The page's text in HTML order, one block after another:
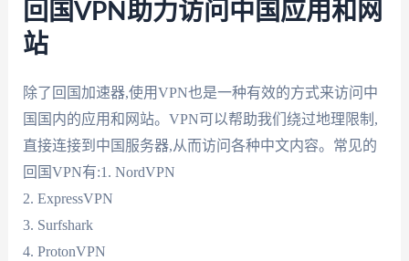
回国VPN助力访问中国应用和网
站
除了回国加速器,使用VPN也是一种有效的方式来访问中
国国内的应用和网站。VPN可以帮助我们绕过地理限制,
直接连接到中国服务器,从而访问各种中文内容。常见的
回国VPN有:1. NordVPN
2. ExpressVPN
3. Surfshark
4. ProtonVPN